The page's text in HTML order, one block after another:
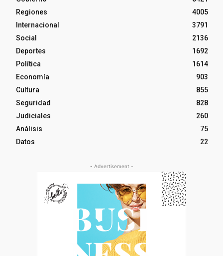
Regiones
4005
Internacional
3791
Social
2136
Deportes
1692
Política
1614
Economía
903
Cultura
855
Seguridad
828
Judiciales
260
Análisis
75
Datos
22
- Advertisement -